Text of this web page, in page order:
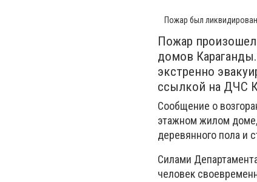
Пожар был
Пожар
домов
экстренно
ссылкой на ДЧС
Сообщение о
этажном жилом
деревянного пола и
Силами
человек